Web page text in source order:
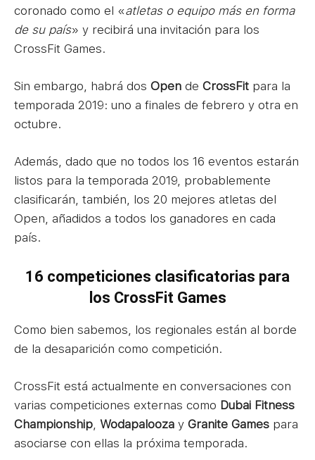
coronado como el «atletas o equipo más en forma
de su país» y recibirá una invitación para los
CrossFit Games.
Sin embargo, habrá dos Open de CrossFit para la
temporada 2019: uno a finales de febrero y otra en
octubre.
Además, dado que no todos los 16 eventos estarán
listos para la temporada 2019, probablemente
clasificarán, también, los 20 mejores atletas del
Open, añadidos a todos los ganadores en cada
país.
16 competiciones clasificatorias para
los CrossFit Games
Como bien sabemos, los regionales están al borde
de la desaparición como competición.
CrossFit está actualmente en conversaciones con
varias competiciones externas como Dubai Fitness
Championship, Wodapalooza y Granite Games para
asociarse con ellas la próxima temporada.